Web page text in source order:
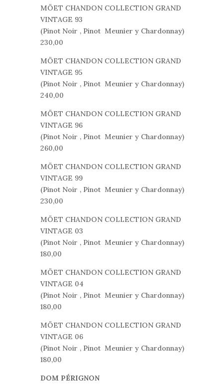
MÖET CHANDON COLLECTION GRAND
VINTAGE 93
(Pinot Noir , Pinot Meunier y Chardonnay)
230,00
MÖET CHANDON COLLECTION GRAND
VINTAGE 95
(Pinot Noir , Pinot Meunier y Chardonnay)
240,00
MÖET CHANDON COLLECTION GRAND
VINTAGE 96
(Pinot Noir , Pinot Meunier y Chardonnay)
260,00
MÖET CHANDON COLLECTION GRAND
VINTAGE 99
(Pinot Noir , Pinot Meunier y Chardonnay)
230,00
MÖET CHANDON COLLECTION GRAND
VINTAGE 03
(Pinot Noir , Pinot Meunier y Chardonnay)
180,00
MÖET CHANDON COLLECTION GRAND
VINTAGE 04
(Pinot Noir , Pinot Meunier y Chardonnay)
180,00
MÖET CHANDON COLLECTION GRAND
VINTAGE 06
(Pinot Noir , Pinot Meunier y Chardonnay)
180,00
DOM PÉRIGNON